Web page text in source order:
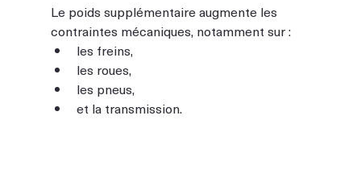
Le poids supplémentaire augmente les
contraintes mécaniques, notamment sur :
les freins,
les roues,
les pneus,
et la transmission.